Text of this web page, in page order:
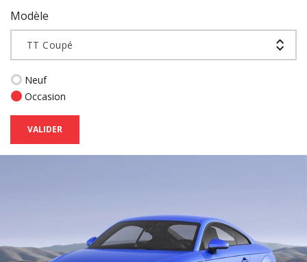
Modèle
TT Coupé
Neuf
Occasion
VALIDER